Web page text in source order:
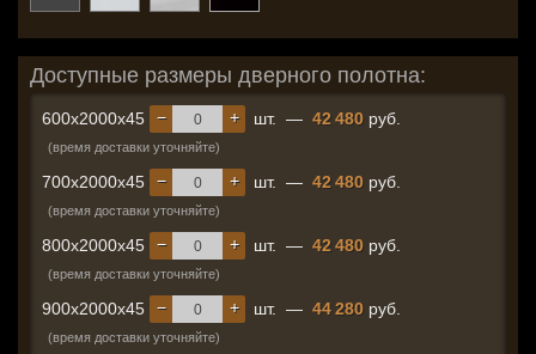
Доступные размеры дверного полотна:
600x2000x45 +
− шт. — 42 480 руб.
(время доставки уточняйте)
700x2000x45 +
− шт. — 42 480 руб.
(время доставки уточняйте)
800x2000x45 +
− шт. — 42 480 руб.
(время доставки уточняйте)
900x2000x45 +
− шт. — 44 280 руб.
(время доставки уточняйте)